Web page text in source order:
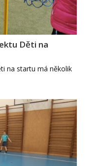
Děti na
na startu má několik